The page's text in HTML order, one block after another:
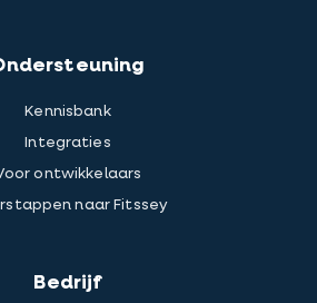
Kennisbank
Integraties
ontwikkelaars
naar Fitssey
Bedrijf